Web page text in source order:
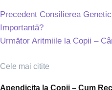
Precedent Consilierea
Importantă?
Următor Aritmiile la Copii –
Cele mai citite
Apendicita la Copii – Cum